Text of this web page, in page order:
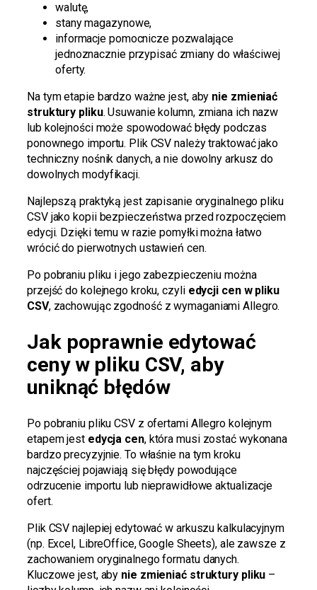
walutę,
stany magazynowe,
informacje pomocnicze pozwalające
jednoznacznie przypisać zmiany do właściwej
oferty.
Na tym etapie bardzo ważne jest, aby nie zmieniać
struktury pliku. Usuwanie kolumn, zmiana ich nazw
lub kolejności może spowodować błędy podczas
ponownego importu. Plik CSV należy traktować jako
techniczny nośnik danych, a nie dowolny arkusz do
dowolnych modyfikacji.
Najlepszą praktyką jest zapisanie oryginalnego pliku
CSV jako kopii bezpieczeństwa przed rozpoczęciem
edycji. Dzięki temu w razie pomyłki można łatwo
wrócić do pierwotnych ustawień cen.
Po pobraniu pliku i jego zabezpieczeniu można
przejść do kolejnego kroku, czyli edycji cen w pliku
CSV, zachowując zgodność z wymaganiami Allegro.
Jak poprawnie edytować
ceny w pliku CSV, aby
uniknąć błędów
Po pobraniu pliku CSV z ofertami Allegro kolejnym
etapem jest edycja cen, która musi zostać wykonana
bardzo precyzyjnie. To właśnie na tym kroku
najczęściej pojawiają się błędy powodujące
odrzucenie importu lub nieprawidłowe aktualizacje
ofert.
Plik CSV najlepiej edytować w arkuszu kalkulacyjnym
(np. Excel, LibreOffice, Google Sheets), ale zawsze z
zachowaniem oryginalnego formatu danych.
Kluczowe jest, aby nie zmieniać struktury pliku –